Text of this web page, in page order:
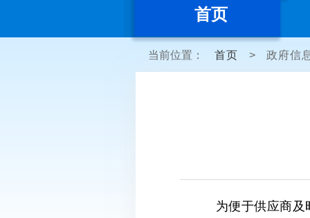
首页
当前位置： 首页 > 政府信
为便于供应商